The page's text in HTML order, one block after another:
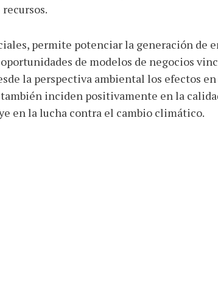
permite potenciar la generación de
de modelos de negocios
la perspectiva ambiental los efectos
inciden positivamente en la
en la lucha contra el cambio climático.